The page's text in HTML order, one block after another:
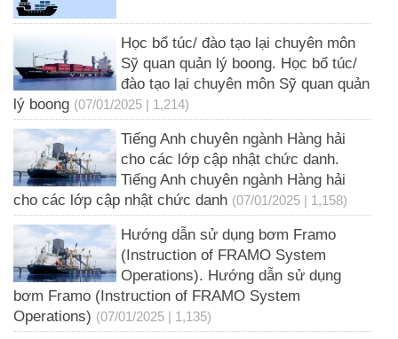
Học bổ túc/ đào tạo lại chuyên môn
Sỹ quan quản lý boong. Học bổ túc/
đào tạo lại chuyên môn Sỹ quan quản
lý boong (07/01/2025 | 1,214)
Tiếng Anh chuyên ngành Hàng hải
cho các lớp cập nhật chức danh.
Tiếng Anh chuyên ngành Hàng hải
cho các lớp cập nhật chức danh (07/01/2025 | 1,158)
Hướng dẫn sử dụng bơm Framo
(Instruction of FRAMO System
Operations). Hướng dẫn sử dụng
bơm Framo (Instruction of FRAMO System
Operations) (07/01/2025 | 1,135)